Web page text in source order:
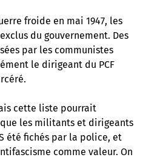
froide en mai 1947, les
du gouvernement. Des
par les communistes
le dirigeant du PCF
cette liste pourrait
les militants et dirigeants
été fichés par la police, et
comme valeur. On